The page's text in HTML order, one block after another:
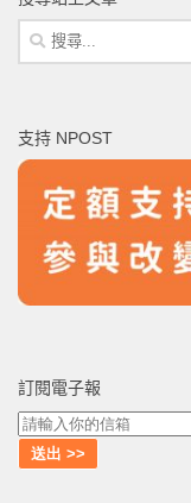
搜
尋
字:
支持 NPOST
訂閱電子報